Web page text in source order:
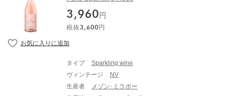
3,960 円
税抜3,600 円
タイプ
Sparkling wine
ヴィンテージ
NV
生産者
メゾン･ミラボー